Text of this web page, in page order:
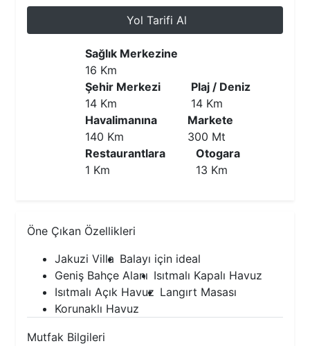
Yol Tarifi Al
Sağlık Merkezine
16 Km
Şehir Merkezi
14 Km
Plaj / Deniz
14 Km
Havalimanına
140 Km
Markete
300 Mt
Restaurantlara
1 Km
Otogara
13 Km
Öne Çıkan Özellikleri
Jakuzi Villa Balayı için ideal
Geniş Bahçe Alanı Isıtmalı Kapalı Havuz
Isıtmalı Açık Havuz Langırt Masası
Korunaklı Havuz
Mutfak Bilgileri